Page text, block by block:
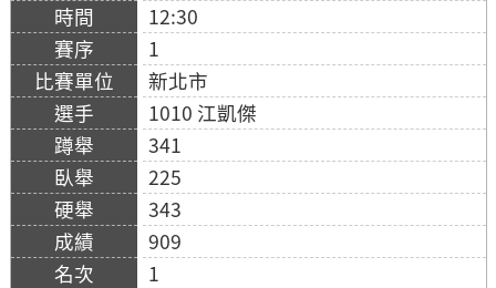
12:30
1
新北市
1010 江凱傑
341
225
343
909
1